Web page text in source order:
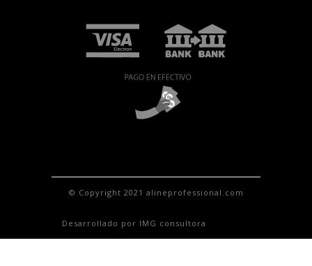
© Copyright 2021 alineprofessional.com
Desarrollado por IMG consultora